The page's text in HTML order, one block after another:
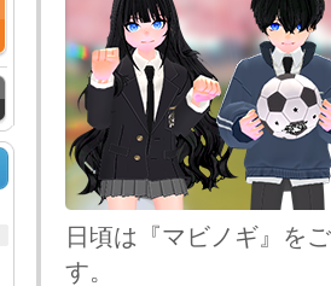
日頃は『マビノギ』を
す。